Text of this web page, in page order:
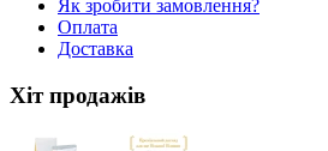
Як зробити замовлення?
Оплата
Доставка
Хіт продажів